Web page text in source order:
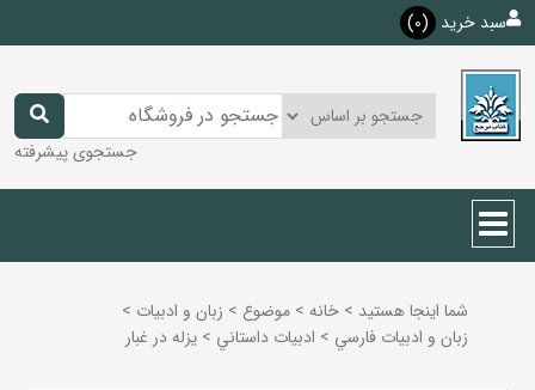
سبد خرید (0)
جستجوی پیشرفته
شما اینجا هستید > خانه > موضوع > زبان و ادبيات >
زبان و ادبيات فارسي > ادبيات داستاني > یزله در غبار